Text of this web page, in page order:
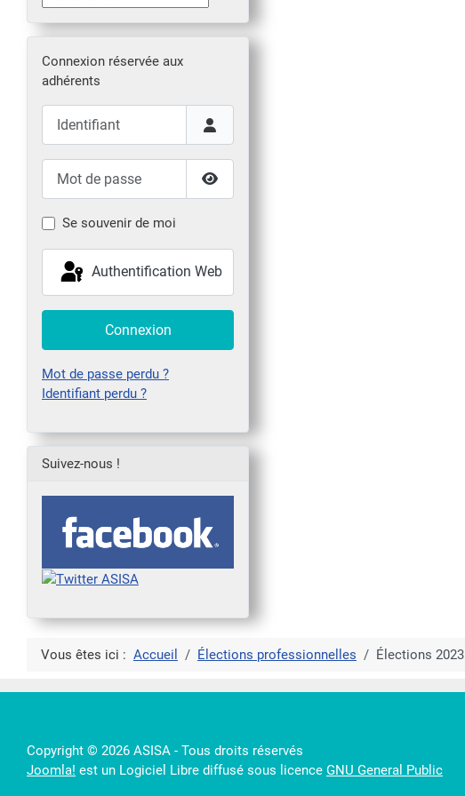
Connexion réservée aux
adhérents
Afficher le mot de passe
Se souvenir de moi
Authentification Web
Connexion
Mot de passe perdu ?
Identifiant perdu ?
Suivez-nous !
Vous êtes ici : Accueil Élections professionnelles Élections 2023
Copyright © 2026 ASISA - Tous droits réservés
Joomla! est un Logiciel Libre diffusé sous licence GNU General Public